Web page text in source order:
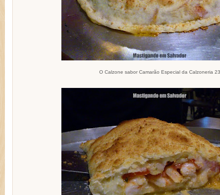
O Calzone sabor Camarão Especial da Calzoneria 23